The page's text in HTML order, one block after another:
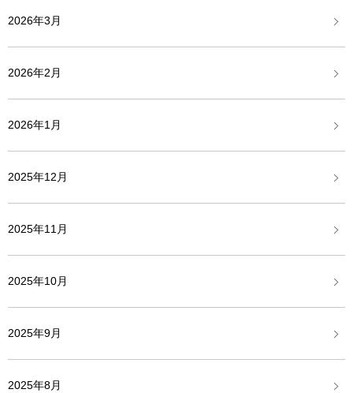
2026年3月
2026年2月
2026年1月
2025年12月
2025年11月
2025年10月
2025年9月
2025年8月